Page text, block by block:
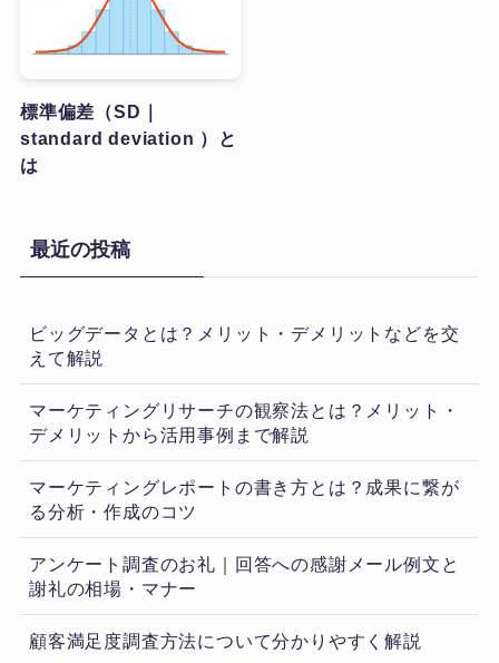
標準偏差（SD｜
standard deviation ）と
は
最近の投稿
ビッグデータとは？メリット・デメリットなどを交
えて解説
マーケティングリサーチの観察法とは？メリット・
デメリットから活用事例まで解説
マーケティングレポートの書き方とは？成果に繋が
る分析・作成のコツ
アンケート調査のお礼｜回答への感謝メール例文と
謝礼の相場・マナー
顧客満足度調査方法について分かりやすく解説